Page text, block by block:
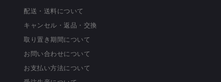
配送・送料について
キャンセル・返品・交換
取り置き期間について
お問い合わせについて
お支払い方法について